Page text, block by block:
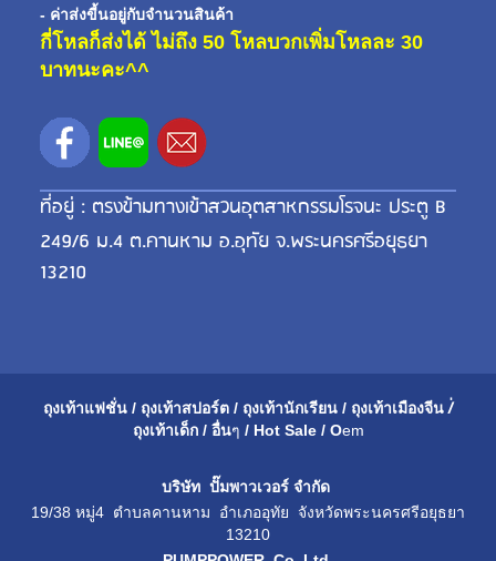
- ค่าส่งขี้นอยู่กับจำนวนสินค้า
กี่โหลก็ส่งได้ ไม่ถึง 50 โหลบวกเพิ่มโหลละ 30
บาทนะคะ^^
ที่อยู่ : ตรงข้ามทางเข้าสวนอุตสาหกรรมโรจนะ ประตู B
249/6 ม.4 ต.คานหาม อ.อุทัย จ.พระนครศรีอยุธยา
13210
ถุงเท้าแฟชั่น / ถุงเท้าสปอร์ต / ถุงเท้านักเรียน / ถุงเท้าเมืองจีน /่
ถุงเท้าเด็ก / อื่นๆ / Hot Sale / Oem
บริษัท ปั๊มพาวเวอร์ จำกัด
19/38 หมู่4 ตำบลคานหาม อำเภออุทัย จังหวัดพระนครศรีอยุธยา
13210